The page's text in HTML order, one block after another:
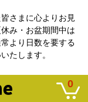
さまに心よりお見
み・お盆期間中は
より日数を要する
たします。
0